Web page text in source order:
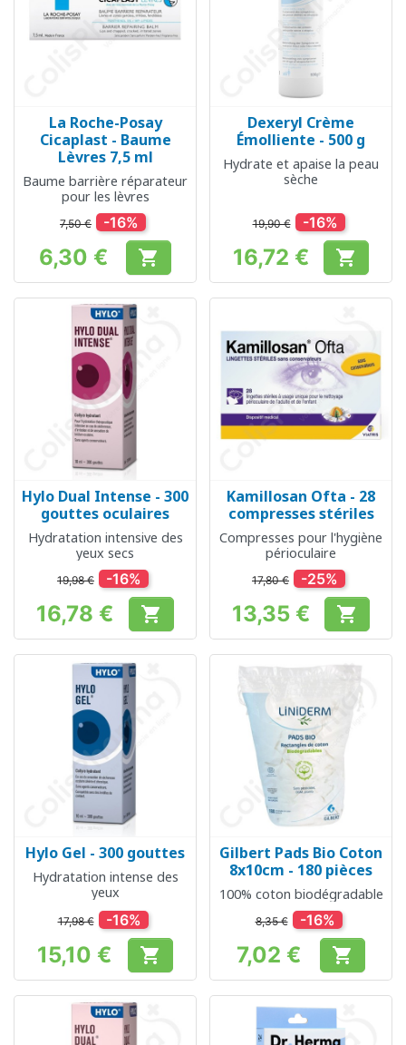
La Roche-Posay
Cicaplast - Baume
Lèvres 7,5 ml
Baume barrière réparateur
pour les lèvres
7,50 € -16%
Prix
6,30 € 
Dexeryl Crème
Émolliente - 500 g
Hydrate et apaise la peau
sèche
19,90 € -16%
Prix
16,72 € 
Hylo Dual Intense - 300
gouttes oculaires
Hydratation intensive des
yeux secs
19,98 € -16%
Prix
16,78 € 
Kamillosan Ofta - 28
compresses stériles
Compresses pour l'hygiène
périoculaire
17,80 € -25%
Prix
13,35 € 
Hylo Gel - 300 gouttes
Hydratation intense des
yeux
17,98 € -16%
Prix
15,10 € 
Gilbert Pads Bio Coton
8x10cm - 180 pièces
100% coton biodégradable
8,35 € -16%
Prix
7,02 € 